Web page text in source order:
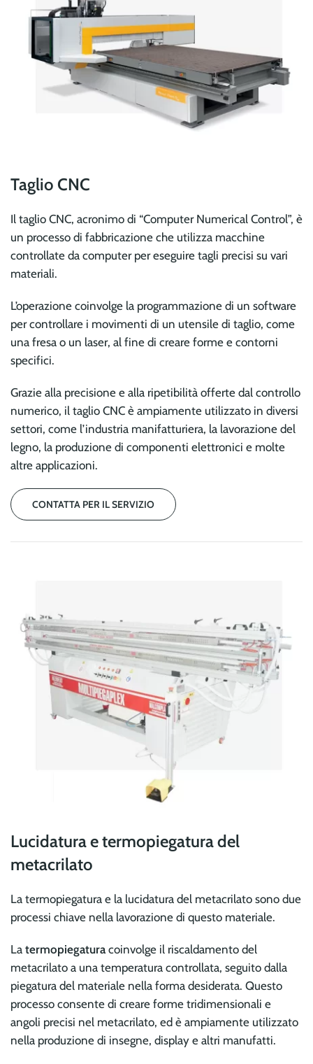
Taglio CNC
Il taglio CNC, acronimo di “Computer Numerical Control”, è
un processo di fabbricazione che utilizza macchine
controllate da computer per eseguire tagli precisi su vari
materiali.
L’operazione coinvolge la programmazione di un software
per controllare i movimenti di un utensile di taglio, come
una fresa o un laser, al fine di creare forme e contorni
specifici.
Grazie alla precisione e alla ripetibilità offerte dal controllo
numerico, il taglio CNC è ampiamente utilizzato in diversi
settori, come l’industria manifatturiera, la lavorazione del
legno, la produzione di componenti elettronici e molte
altre applicazioni.
CONTATTA PER IL SERVIZIO
Lucidatura e termopiegatura del
metacrilato
La termopiegatura e la lucidatura del metacrilato sono due
processi chiave nella lavorazione di questo materiale.
La termopiegatura coinvolge il riscaldamento del
metacrilato a una temperatura controllata, seguito dalla
piegatura del materiale nella forma desiderata. Questo
processo consente di creare forme tridimensionali e
angoli precisi nel metacrilato, ed è ampiamente utilizzato
nella produzione di insegne, display e altri manufatti.